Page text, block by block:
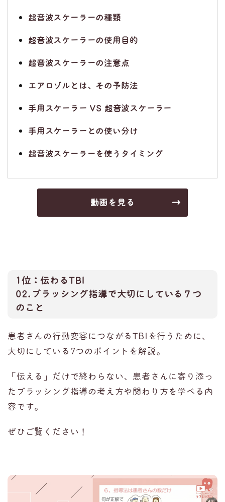
超音波スケーラーの種類
超音波スケーラーの使用目的
超音波スケーラーの注意点
エアロゾルとは、その予防法
手用スケーラー VS 超音波スケーラー
手用スケーラーとの使い分け
超音波スケーラーを使うタイミング
動画を見る
1位：伝わるTBI
02.ブラッシング指導で大切にしている７つ
のこと
患者さんの行動変容につながるTBIを行うために、
大切にしている7つのポイントを解説。
「伝える」だけで終わらない、患者さんに寄り添っ
たブラッシング指導の考え方や関わり方を学べる内
容です。
ぜひご覧ください！